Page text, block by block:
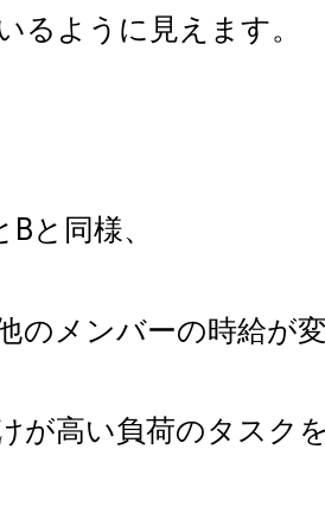
るように見えます。
と同様、
のメンバーの時給が
が高い負荷のタスク